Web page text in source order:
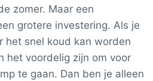
zomer. Maar een
grotere investering. Als je
het snel koud kan worden
het voordelig zijn om voor
te gaan. Dan ben je alleen